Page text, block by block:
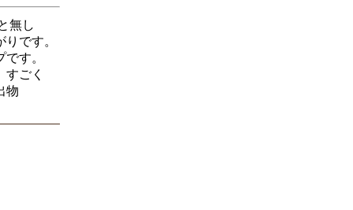
無し
です。
す。
ごく
物